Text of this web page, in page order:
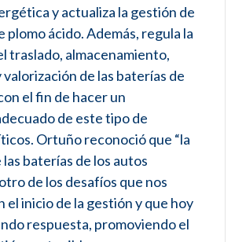
y actualiza la gestión de
plomo ácido. Además, regula la
traslado, almacenamiento,
de las baterías de
el fin de hacer un
de este tipo de
Ortuño reconoció que “la
baterías de los autos
de los desafíos que nos
el inicio de la gestión y que hoy
respuesta, promoviendo el